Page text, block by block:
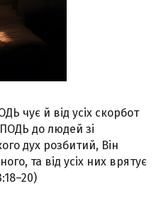
чує й від усіх скорбот
до людей зі
дух розбитий, Він
та від усіх них врятує